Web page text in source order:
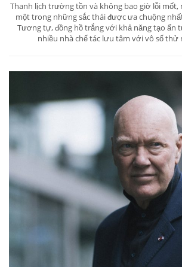
Thanh lịch trường tồn và không bao giờ lỗi mốt,
một trong những sắc thái được ưa chuộng
Tương tự, đồng hồ trắng với khả năng tạo ấn
nhiều nhà chế tác lưu tâm với vô số thử